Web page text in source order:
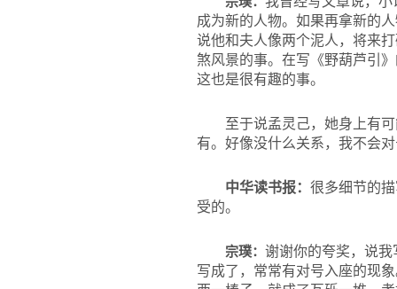
成为新的人物。如果再拿新的
说他和夫人像两个泥人，将来
煞风景的事。在写《野葫芦引
这也是很有趣的事。
至于说孟灵己，她身上有
有。好像没什么关系，我不会对
中华读书报： 很多细节的
受的。
宗璞： 谢谢你的夸奖，说
写成了，常常有对号入座的现